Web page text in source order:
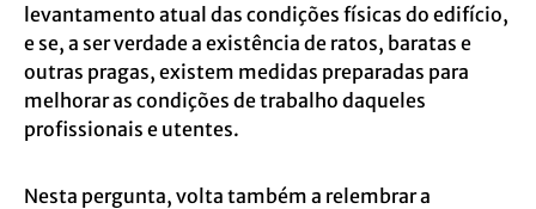
levantamento atual das condições físicas do edifício,
e se, a ser verdade a existência de ratos, baratas e
outras pragas, existem medidas preparadas para
melhorar as condições de trabalho daqueles
profissionais e utentes.
Nesta pergunta, volta também a relembrar a